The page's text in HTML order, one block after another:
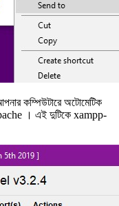
কম্পিউটারে অটোমেটিক
। এই দুটিকে xampp-